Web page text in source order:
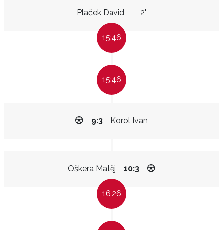
Plaček David 2"
15:46
15:46
Korol Ivan
9:3
Oškera Matěj 10:3
16:26